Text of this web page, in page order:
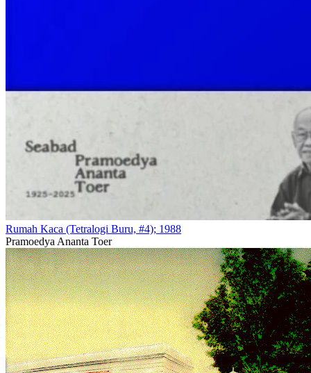
Rumah Kaca (Tetralogi Buru, #4); 1988
Pramoedya Ananta Toer